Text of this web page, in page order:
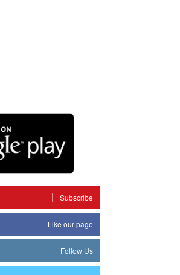
Subscribe
Like our page
Follow Us